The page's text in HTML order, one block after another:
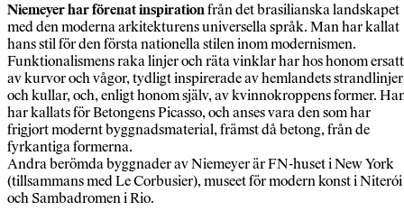
Niemeyer har förenat inspirationfrån det brasilianska landskapet
med den moderna arkitekturens universella språk. Man har kallat
hans stil för den första nationella stilen inom modernismen.
Funktionalismens raka linjer och räta vinklar har hos honom
av kurvor och vågor, tydligt inspirerade av hemlandets strandlinjer
och kullar, och, enligt honom själv, av kvinnokroppens former.
har kallats för Betongens Picasso, och anses vara den som har
frigjort modernt byggnadsmaterial, främst då betong, från de
fyrkantiga formerna.
Andra berömda byggnader av Niemeyer är FN-huset i New York
(tillsammans med Le Corbusier), museet för modern konst i Niterói
och Sambadromen i Rio.